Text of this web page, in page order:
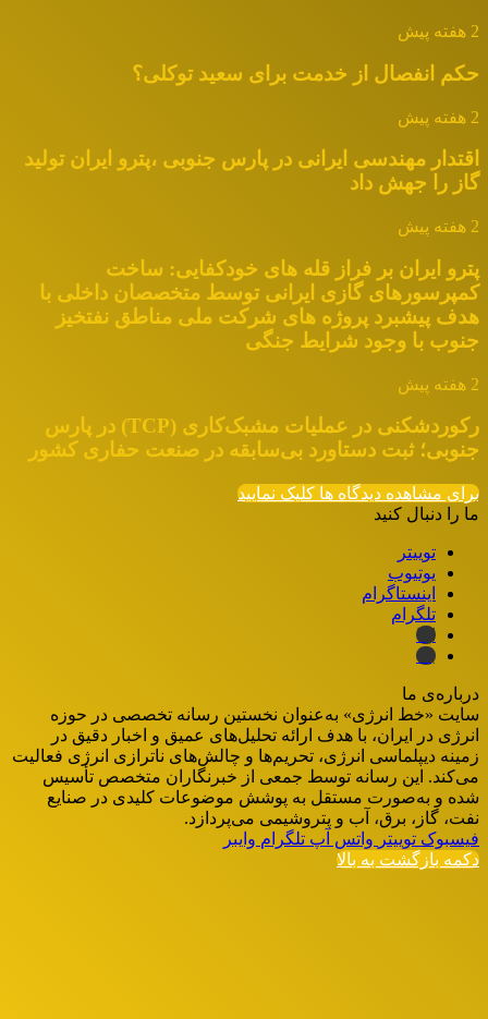
2 هفته پیش
حکم انفصال از خدمت برای سعید توکلی؟
2 هفته پیش
اقتدار مهندسی ایرانی در پارس جنوبی ،پترو ایران تولید
گاز را جهش داد
2 هفته پیش
پترو ایران بر فراز قله های خودکفایی: ساخت
کمپرسورهای گازی ایرانی توسط متخصصان داخلی با
هدف پیشبرد پروژه های شرکت ملی مناطق نفتخیز
جنوب با وجود شرایط جنگی
2 هفته پیش
رکوردشکنی در عملیات مشبک‌کاری (TCP) در پارس
جنوبی؛ ثبت دستاورد بی‌سابقه در صنعت حفاری کشور
برای مشاهده دیدگاه ها کلیک نمایید
ما را دنبال کنید
توییتر
یوتیوب
اینستاگرام
تلگرام
ایتا
بله
درباره‌ی ما
سایت «خط انرژی» به‌عنوان نخستین رسانه تخصصی در حوزه
انرژی در ایران، با هدف ارائه تحلیل‌های عمیق و اخبار دقیق در
زمینه دیپلماسی انرژی، تحریم‌ها و چالش‌های ناترازی انرژی فعالیت
می‌کند. این رسانه توسط جمعی از خبرنگاران متخصص تأسیس
شده و به‌صورت مستقل به پوشش موضوعات کلیدی در صنایع
نفت، گاز، برق، آب و پتروشیمی می‌پردازد.
فیسبوک توییتر واتس آپ تلگرام وایبر
دکمه بازگشت به بالا